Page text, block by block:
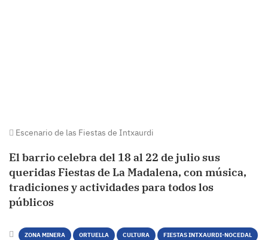
Escenario de las Fiestas de Intxaurdi
El barrio celebra del 18 al 22 de julio sus
queridas Fiestas de La Madalena, con música,
tradiciones y actividades para todos los
públicos
ZONA MINERA ORTUELLA CULTURA FIESTAS INTXAURDI-NOCEDAL